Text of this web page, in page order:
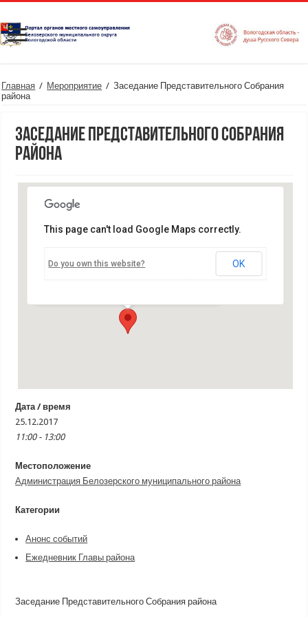
Главная / Мероприятие / Заседание Представительного Собрания
района
Заседание Представительного Собрания
района
муниципального района
This page can't load Google Maps correctly.
Do you own this website? OK
Дата / время
25.12.2017
11:00 - 13:00
Местоположение
Администрация Белозерского муниципального района
Категории
Анонс событий
Ежедневник Главы района
Заседание Представительного Собрания района